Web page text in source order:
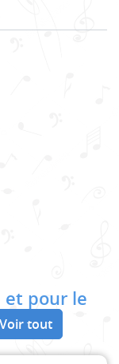
et pour le
Voir tout